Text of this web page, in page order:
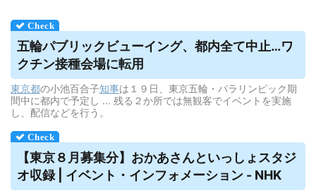
五輪パブリックビューイング、都内全て中止…ワ
クチン接種会場に転用
東京都の小池百合子知事は１９日、東京五輪・パラリンピック期
間中に都内で予定し ... 残る２か所では無観客でイベントを実施
し、配信などを行う。
【東京８月募集分】おかあさんといっしょスタジ
オ収録 | イベント ・インフォメーション - NHK